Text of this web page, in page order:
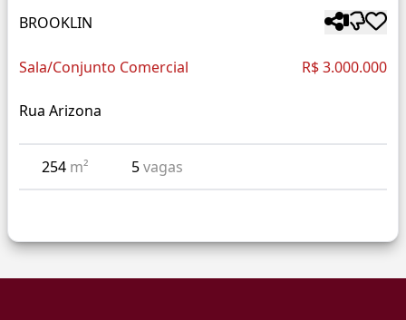
BROOKLIN
Sala/Conjunto Comercial R$ 3.000.000
Rua Arizona
254 m² 5vagas